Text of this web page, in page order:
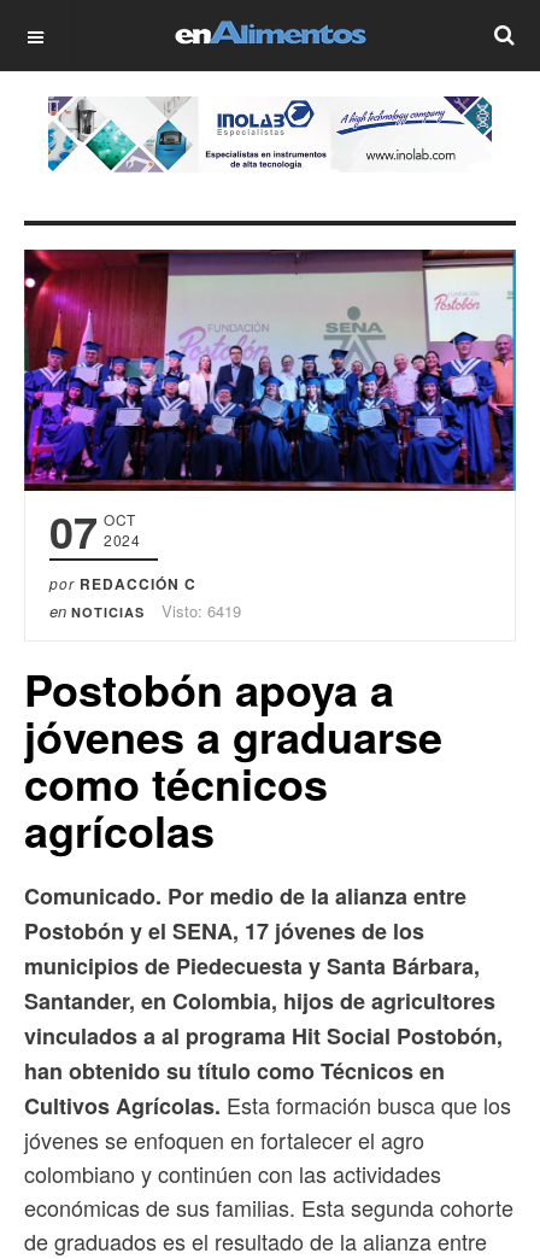
OFF CANVAS
07 OCT
2024
por REDACCIÓN C
en NOTICIAS Visto: 6419
Postobón apoya a
jóvenes a graduarse
como técnicos
agrícolas
Comunicado. Por medio de la alianza entre
Postobón y el SENA, 17 jóvenes de los
municipios de Piedecuesta y Santa Bárbara,
Santander, en Colombia, hijos de agricultores
vinculados a al programa Hit Social Postobón,
han obtenido su título como Técnicos en
Cultivos Agrícolas. Esta formación busca que los
jóvenes se enfoquen en fortalecer el agro
colombiano y continúen con las actividades
económicas de sus familias. Esta segunda cohorte
de graduados es el resultado de la alianza entre